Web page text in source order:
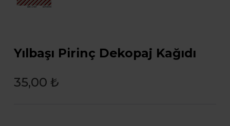
Yılbaşı Pirinç Dekopaj Kağıdı
35,00 ₺